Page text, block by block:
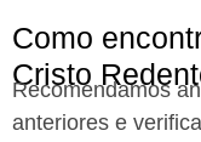
Como
Cristo
Recomendamos
anteriores e